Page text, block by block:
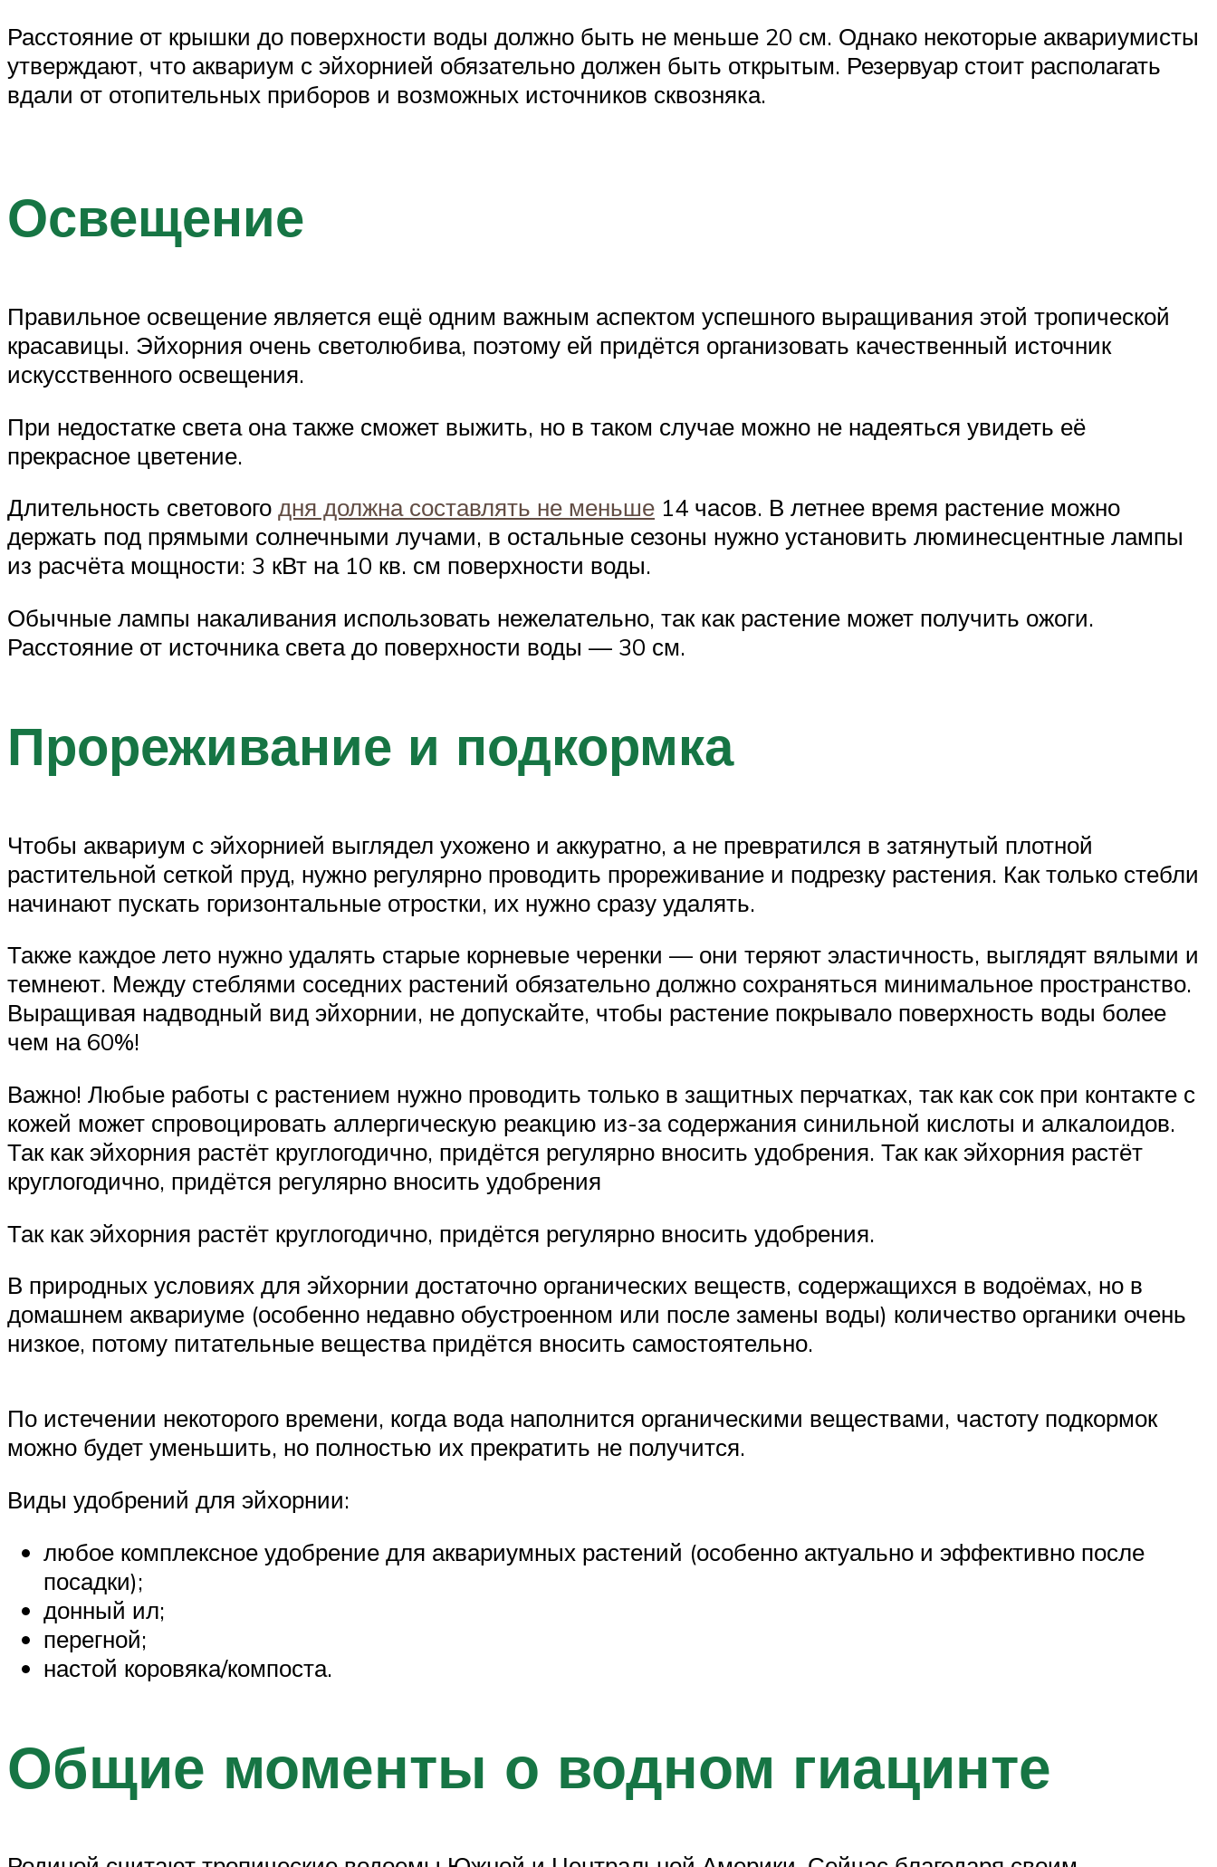
Расстояние от крышки до поверхности воды должно быть не меньше 20 см. Однако некоторые аквариумисты
утверждают, что аквариум с эйхорнией обязательно должен быть открытым. Резервуар стоит располагать
вдали от отопительных приборов и возможных источников сквозняка.
Освещение
Правильное освещение является ещё одним важным аспектом успешного выращивания этой тропической
красавицы. Эйхорния очень светолюбива, поэтому ей придётся организовать качественный источник
искусственного освещения.
При недостатке света она также сможет выжить, но в таком случае можно не надеяться увидеть её
прекрасное цветение.
Длительность светового дня должна составлять не меньше 14 часов. В летнее время растение можно
держать под прямыми солнечными лучами, в остальные сезоны нужно установить люминесцентные лампы
из расчёта мощности: 3 кВт на 10 кв. см поверхности воды.
Обычные лампы накаливания использовать нежелательно, так как растение может получить ожоги.
Расстояние от источника света до поверхности воды — 30 см.
Прореживание и подкормка
Чтобы аквариум с эйхорнией выглядел ухожено и аккуратно, а не превратился в затянутый плотной
растительной сеткой пруд, нужно регулярно проводить прореживание и подрезку растения. Как только стебли
начинают пускать горизонтальные отростки, их нужно сразу удалять.
Также каждое лето нужно удалять старые корневые черенки — они теряют эластичность, выглядят вялыми и
темнеют. Между стеблями соседних растений обязательно должно сохраняться минимальное пространство.
Выращивая надводный вид эйхорнии, не допускайте, чтобы растение покрывало поверхность воды более
чем на 60%!
Важно! Любые работы с растением нужно проводить только в защитных перчатках, так как сок при контакте с
кожей может спровоцировать аллергическую реакцию из-за содержания синильной кислоты и алкалоидов.
Так как эйхорния растёт круглогодично, придётся регулярно вносить удобрения. Так как эйхорния растёт
круглогодично, придётся регулярно вносить удобрения
Так как эйхорния растёт круглогодично, придётся регулярно вносить удобрения.
В природных условиях для эйхорнии достаточно органических веществ, содержащихся в водоёмах, но в
домашнем аквариуме (особенно недавно обустроенном или после замены воды) количество органики очень
низкое, потому питательные вещества придётся вносить самостоятельно.
По истечении некоторого времени, когда вода наполнится органическими веществами, частоту подкормок
можно будет уменьшить, но полностью их прекратить не получится.
Виды удобрений для эйхорнии:
любое комплексное удобрение для аквариумных растений (особенно актуально и эффективно после
посадки);
донный ил;
перегной;
настой коровяка/компоста.
Общие моменты о водном гиацинте